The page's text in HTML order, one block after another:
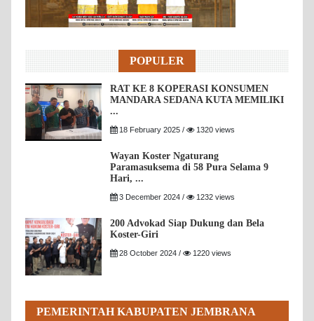
POPULER
RAT KE 8 KOPERASI KONSUMEN
MANDARA SEDANA KUTA MEMILIKI
...
18 February 2025 / 1320 views
Wayan Koster Ngaturang
Paramasuksema di 58 Pura Selama 9
Hari, ...
3 December 2024 / 1232 views
200 Advokad Siap Dukung dan Bela
Koster-Giri
28 October 2024 / 1220 views
PEMERINTAH KABUPATEN JEMBRANA